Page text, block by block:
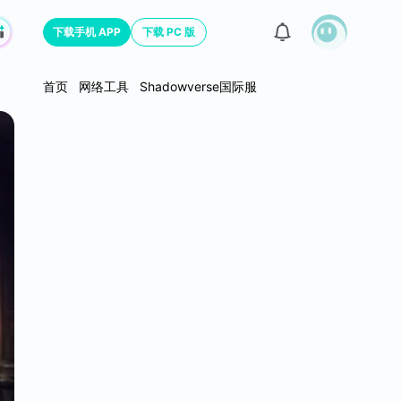
下载手机 APP 下载 PC 版
首页 网络工具 Shadowverse国际服